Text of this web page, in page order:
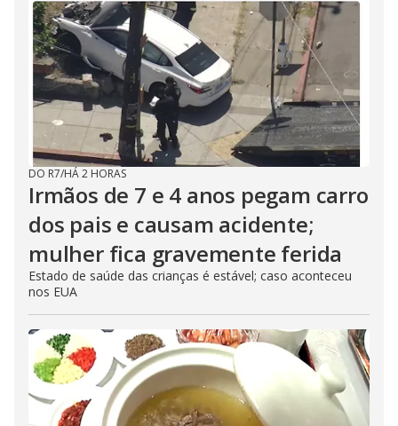
DO R7/HÁ 2 HORAS
Irmãos de 7 e 4 anos pegam carro
dos pais e causam acidente;
mulher fica gravemente ferida
Estado de saúde das crianças é estável; caso aconteceu
nos EUA